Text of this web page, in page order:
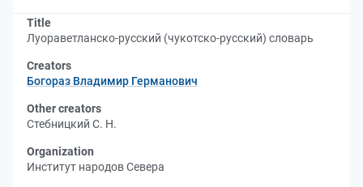
Title
Луораветланско-русский (чукотско-русский) словарь
Creators
Богораз Владимир Германович
Other creators
Стебницкий С. Н.
Organization
Институт народов Севера